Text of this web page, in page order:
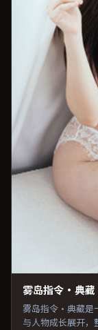
雾岛指令·典藏
雾岛指令·典藏是
与人物成长展开，